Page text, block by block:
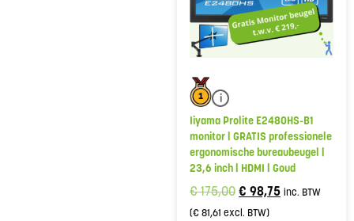
i
Iiyama Prolite E2480HS-B1
monitor | GRATIS professionele
ergonomische bureaubeugel |
23,6 inch | HDMI | Goud
€175,00€ 98,75 inc. BTW
(€81,61 excl. BTW)